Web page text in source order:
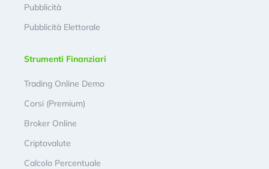
Pubblicità
Pubblicità Elettorale
Strumenti Finanziari
Trading Online Demo
Corsi (Premium)
Broker Online
Criptovalute
Calcolo Percentuale